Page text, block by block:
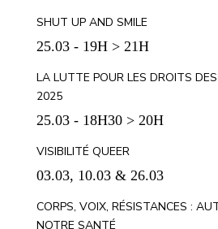
SHUT UP AND SMILE
25.03 - 19H > 21H
LA LUTTE POUR LES DROITS
2025
25.03 - 18H30 > 20H
VISIBILITÉ QUEER
03.03, 10.03 & 26.03
CORPS, VOIX, RÉSISTANCES :
NOTRE SANTÉ